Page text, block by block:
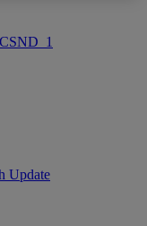
Update